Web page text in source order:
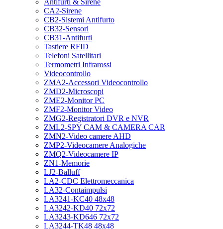
Antifurti & Sirene
CA2-Sirene
CB2-Sistemi Antifurto
CB32-Sensori
CB31-Antifurti
Tastiere RFID
Telefoni Satellitari
Termometri Infrarossi
Videocontrollo
ZMA2-Accessori Videocontrollo
ZMD2-Microscopi
ZME2-Monitor PC
ZMF2-Monitor Video
ZMG2-Registratori DVR e NVR
ZML2-SPY CAM & CAMERA CAR
ZMN2-Video camere AHD
ZMP2-Videocamere Analogiche
ZMQ2-Videocamere IP
ZN1-Memorie
LJ2-Balluff
LA2-CDC Elettromeccanica
LA32-Contaimpulsi
LA3241-KC40 48x48
LA3242-KD40 72x72
LA3243-KD646 72x72
LA3244-TK48 48x48